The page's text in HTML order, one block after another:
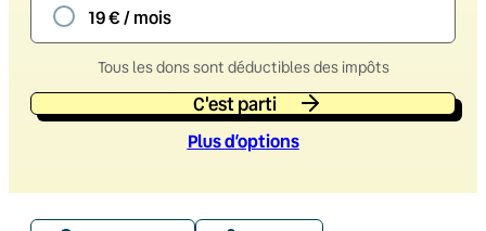
19 € / mois
Tous les dons sont déductibles des impôts
C'est parti
Plus d’options